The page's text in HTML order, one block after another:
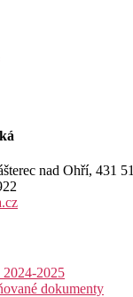
nad Ohří, 431 51
2025
dokumenty